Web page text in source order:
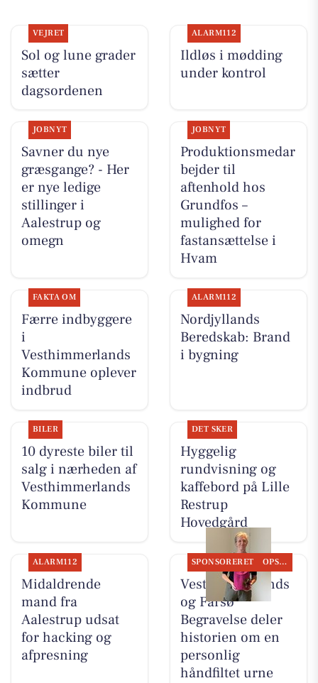
VEJRET
Sol og lune grader
sætter
dagsordenen
ALARM112
Ildløs i mødding
under kontrol
JOBNYT
Savner du nye
græsgange? - Her
er nye ledige
stillinger i
Aalestrup og
omegn
JOBNYT
Produktionsmedar
bejder til
aftenhold hos
Grundfos –
mulighed for
fastansættelse i
Hvam
FAKTA OM
Færre indbyggere
i
Vesthimmerlands
Kommune oplever
indbrud
ALARM112
Nordjyllands
Beredskab: Brand
i bygning
BILER
10 dyreste biler til
salg i nærheden af
Vesthimmerlands
Kommune
DET SKER
Hyggelig
rundvisning og
kaffebord på Lille
Restrup
Hovedgård
ALARM112
Midaldrende
mand fra
Aalestrup udsat
for hacking og
afpresning
SPONSORERET OPSLAGSTAVLEN
Vesthimmerlands
og Farsø
Begravelse deler
historien om en
personlig
håndfiltet urne